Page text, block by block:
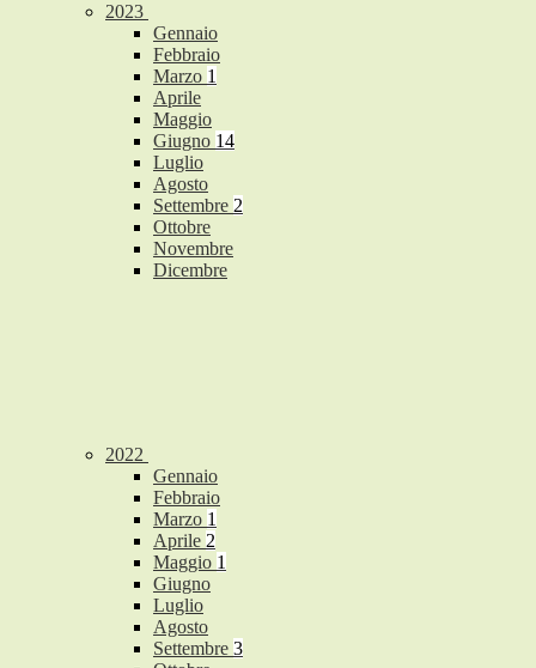
2023
Gennaio
Febbraio
Marzo 1
Aprile
Maggio
Giugno 14
Luglio
Agosto
Settembre 2
Ottobre
Novembre
Dicembre
2022
Gennaio
Febbraio
Marzo 1
Aprile 2
Maggio 1
Giugno
Luglio
Agosto
Settembre 3